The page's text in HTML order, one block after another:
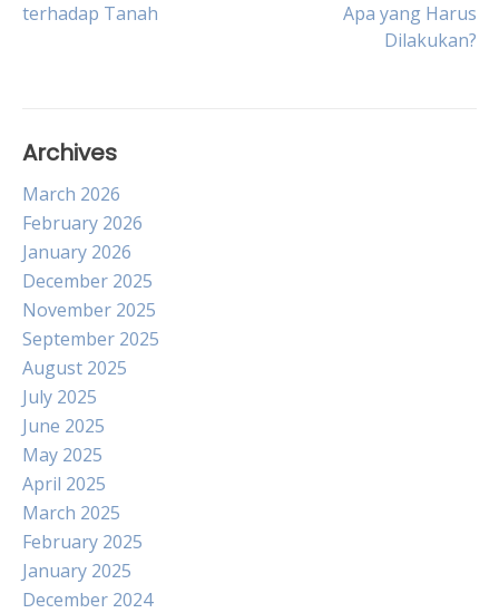
navigation
terhadap Tanah
Apa yang Harus
Dilakukan?
Archives
March 2026
February 2026
January 2026
December 2025
November 2025
September 2025
August 2025
July 2025
June 2025
May 2025
April 2025
March 2025
February 2025
January 2025
December 2024